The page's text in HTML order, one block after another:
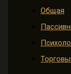
Общая